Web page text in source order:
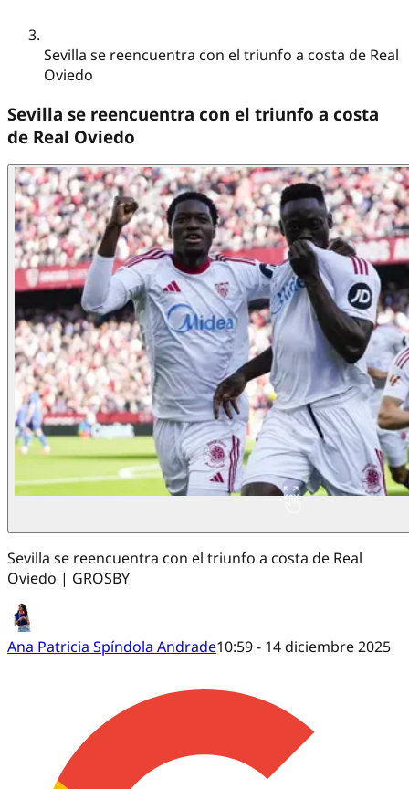
Sevilla se reencuentra con el triunfo a costa de Real
Oviedo
Sevilla se reencuentra con el triunfo a costa
de Real Oviedo
Sevilla se reencuentra con el triunfo a costa de Real
Oviedo | GROSBY
Ana Patricia Spíndola Andrade10:59 - 14 diciembre 2025